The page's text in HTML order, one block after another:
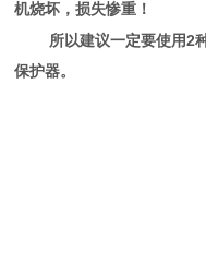
机烧坏，损失惨重！
所以建议一定要使用2
保护器。